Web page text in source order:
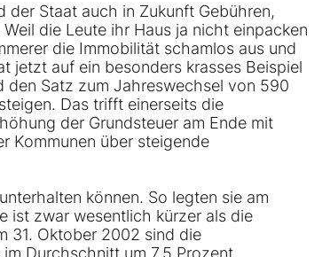
Staat auch in Zukunft Gebühren,
die Leute ihr Haus ja nicht einpacken
die Immobilität schamlos aus und
jetzt auf ein besonders krasses Beispiel
Satz zum Jahreswechsel von 590
Das trifft einerseits die
der Grundsteuer am Ende mit
Kommunen über steigende
können. So legten sie am
ist zwar wesentlich kürzer als die
31. Oktober 2002 sind die
Durchschnitt um 7,5 Prozent